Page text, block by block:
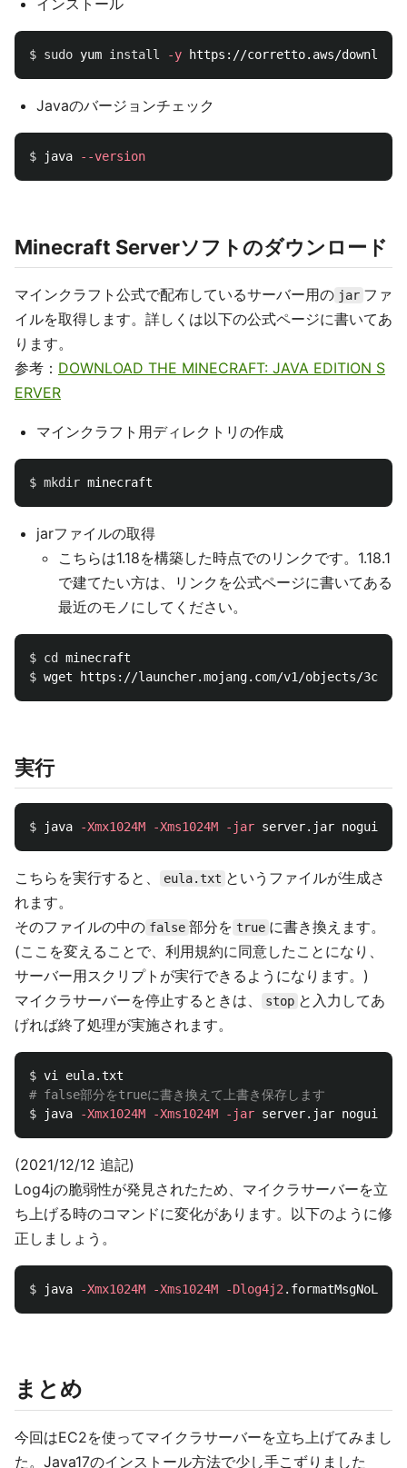
$ sudo yum install -y
Javaのバージョンチェック
$ java --version
Minecraft Serverソフトのダウンロード
マインクラフト公式で配布しているサーバー用の jar ファ
イルを取得します。詳しくは以下の公式ページに書いてあ
ります。
参考： DOWNLOAD THE MINECRAFT: JAVA EDITION S
ERVER
マインクラフト用ディレクトリの作成
$ mkdir
jarファイルの取得
こちらは1.18を構築した時点でのリンクです。1.18.1
で建てたい方は、リンクを公式ページに書いてある
最近のモノにしてください。
$ cd
$
実行
$ java -Xmx1024M -Xms1024M -jar
こちらを実行すると、 eula.txt というファイルが生成さ
れます。
そのファイルの中の false 部分を true に書き換えます。
(ここを変えることで、利用規約に同意したことになり、
サーバー用スクリプトが実行できるようになります。)
マイクラサーバーを停止するときは、
stop と入力してあ
げれば終了処理が実施されます。
$
# false部分をtrueに書き換えて上書き保存します
$
java -Xmx1024M -Xms1024M -jar
(2021/12/12 追記)
Log4jの脆弱性が発見されたため、マイクラサーバーを立
ち上げる時のコマンドに変化があります。以下のように修
正しましょう。
$ java -Xmx1024M -Xms1024M -Dlog4j2
まとめ
今回はEC2を使ってマイクラサーバーを立ち上げてみまし
た。Java17のインストール方法で少し手こずりました